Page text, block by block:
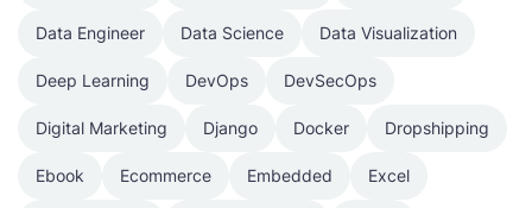
Data Engineer Data Science Data Visualization
Deep Learning DevOps DevSecOps
Digital Marketing Django Docker Dropshipping
Ebook Ecommerce Embedded Excel